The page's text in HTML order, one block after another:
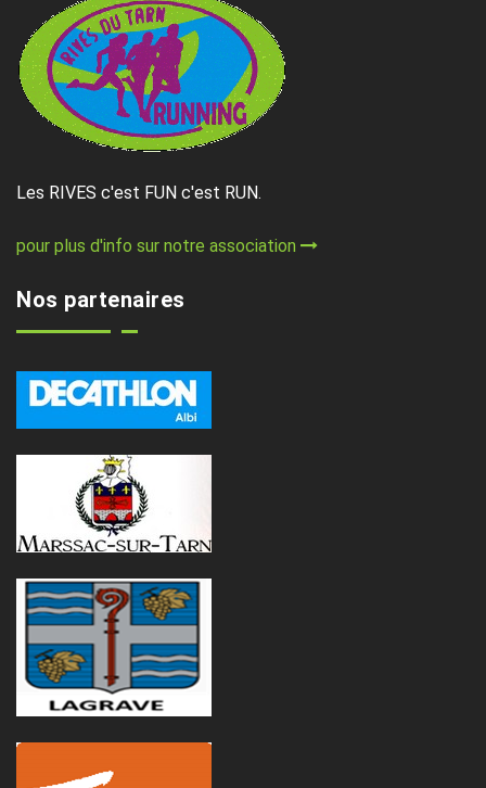
Les RIVES c'est FUN c'est RUN.
pour plus d'info sur notre association
Nos partenaires